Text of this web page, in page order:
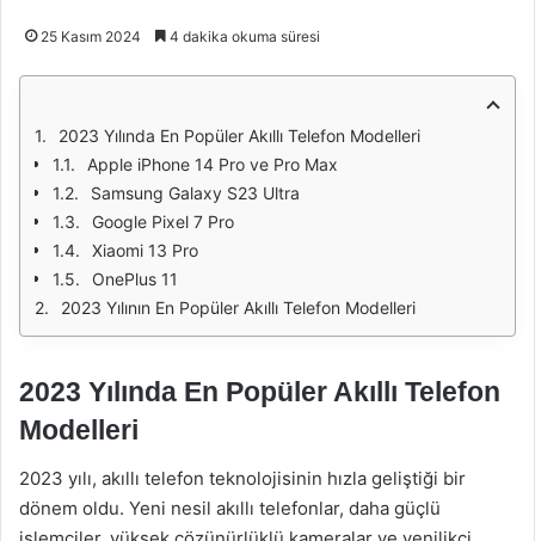
25 Kasım 2024 4 dakika okuma süresi
2023 Yılında En Popüler Akıllı Telefon Modelleri
Apple iPhone 14 Pro ve Pro Max
Samsung Galaxy S23 Ultra
Google Pixel 7 Pro
Xiaomi 13 Pro
OnePlus 11
2023 Yılının En Popüler Akıllı Telefon Modelleri
2023 Yılında En Popüler Akıllı Telefon
Modelleri
2023 yılı, akıllı telefon teknolojisinin hızla geliştiği bir
dönem oldu. Yeni nesil akıllı telefonlar, daha güçlü